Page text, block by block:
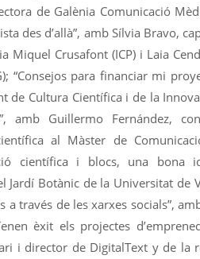
de Galènia Comunicació
des d’allà”, amb Sílvia Bravo,
Miquel Crusafont (ICP) i Laia
“Consejos para financiar mi
de Cultura Científica i de la
amb Guillermo Fernández,
al Màster de
científica i blocs, una bona
Jardí Botànic de la Universitat de
a través de les xarxes socials”,
èxit els projectes
i director de DigitalText y de la